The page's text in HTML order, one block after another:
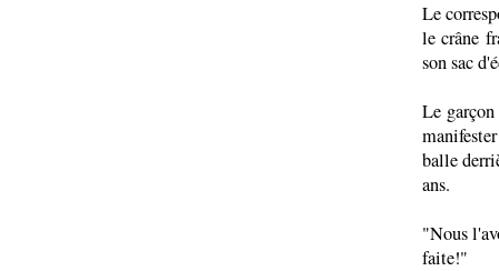
Le
le crâne
son sac
Le
balle
ans.
"Nous
faite!"